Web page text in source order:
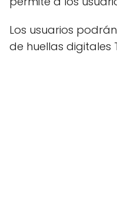
Los usuarios
de huellas digitales